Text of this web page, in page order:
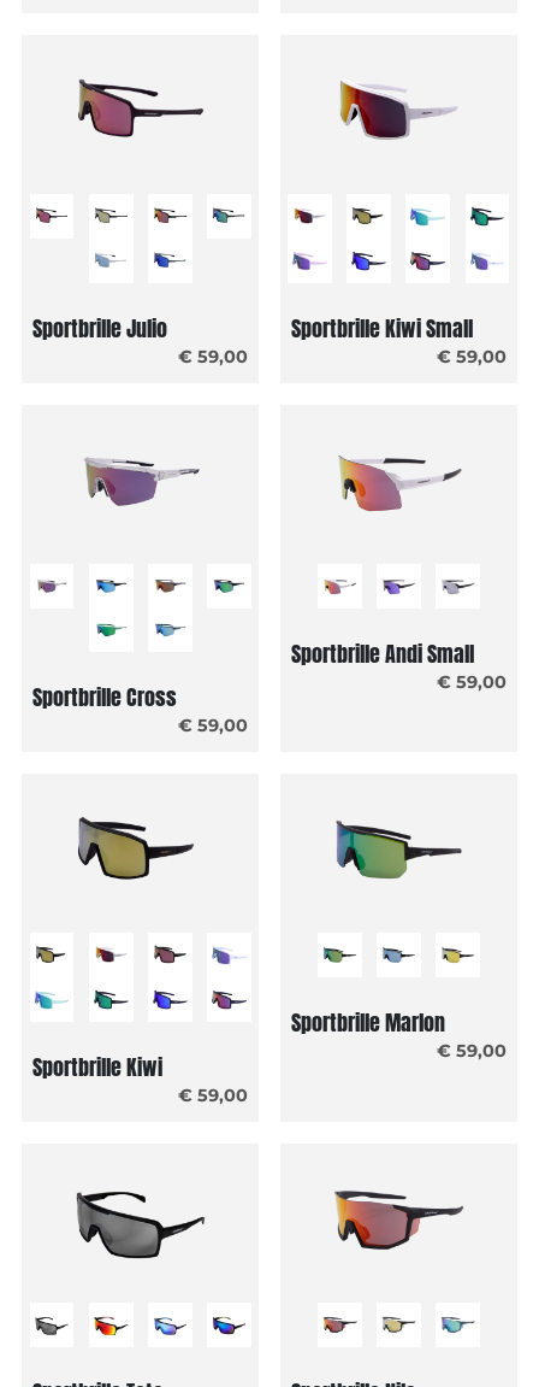
Sportbrille Julio
€ 59,00
Sportbrille Kiwi Small
€ 59,00
Sportbrille Cross
€ 59,00
Sportbrille Andi Small
€ 59,00
Sportbrille Kiwi
€ 59,00
Sportbrille Marlon
€ 59,00